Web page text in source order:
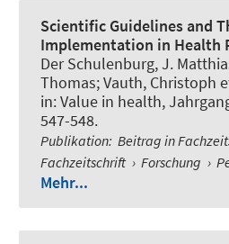
Scientific Guidelines and
Implementation in Health
Der Schulenburg, J.
Thomas; Vauth, Christoph
in:Value in health,
547-548.
Publikation: Beitrag in
Fachzeitschrift › Forschung ›
Mehr...